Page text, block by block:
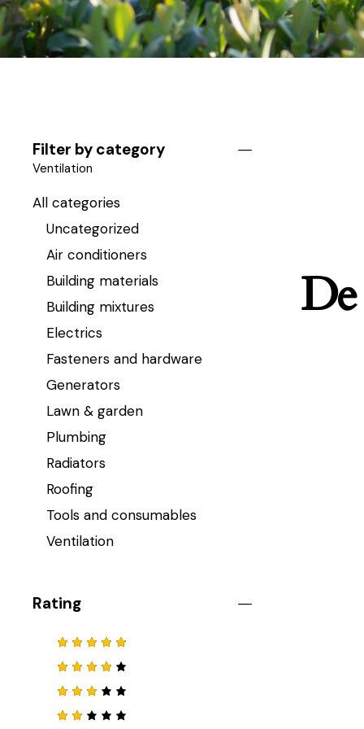
Filter by category
Ventilation
All categories
Uncategorized
Air conditioners
Building materials
Building mixtures
Electrics
Fasteners and hardware
Generators
Lawn & garden
Plumbing
Radiators
Roofing
Tools and consumables
Ventilation
Rating
Note
5
sur 5
Note
4
sur 5
Note
3